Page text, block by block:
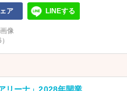
ア LINEする
像